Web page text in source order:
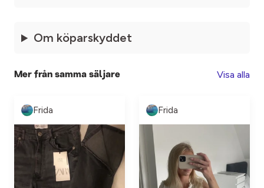
Om köparskyddet
Mer från samma säljare Visa alla
Frida Frida